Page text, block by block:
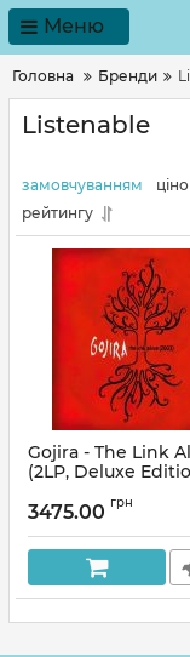
Меню
Головна Бренди
Listenable
замовчуванням
рейтингу
Gojira - The Link
(2LP, Deluxe
Артикул: 309857
3475.00 грн